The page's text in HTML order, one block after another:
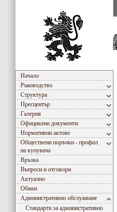
Начало
Ръководство
Структура
Пресцентър
Галерия
Официални документи
Нормативни актове
Обществени поръчки - профил
на купувача
Връзка
Въпроси и отговори
Актуално
Обяви
Административно обслужване
Стандарти за административно